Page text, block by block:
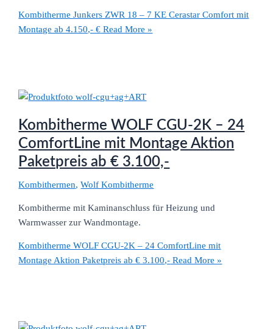
Kombitherme Junkers ZWR 18 – 7 KE Cerastar Comfort mit
Montage ab 4.150,- € Read More »
Kombitherme WOLF CGU-2K – 24
ComfortLine mit Montage Aktion
Paketpreis ab € 3.100,-
Kombithermen,Wolf Kombitherme
Kombitherme mit Kaminanschluss für Heizung und
Warmwasser zur Wandmontage.
Kombitherme WOLF CGU-2K – 24 ComfortLine mit
Montage Aktion Paketpreis ab € 3.100,- Read More »